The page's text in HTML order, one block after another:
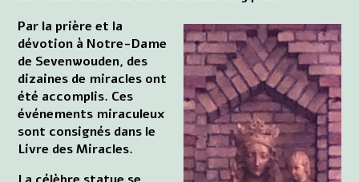
Par la prière et la
dévotion à Notre-Dame
de Sevenwouden, des
dizaines de miracles ont
été accomplis. Ces
événements miraculeux
sont consignés dans le
Livre des Miracles.